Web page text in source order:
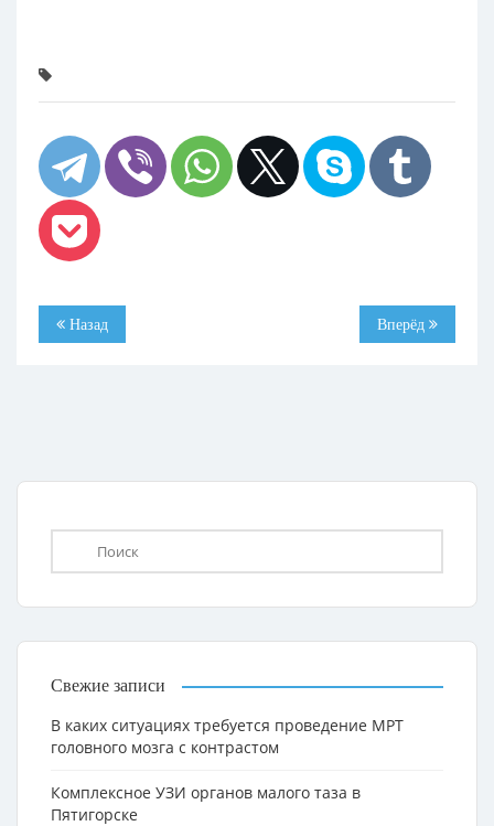
Назад Вперёд
Свежие записи
В каких ситуациях требуется проведение МРТ
головного мозга с контрастом
Комплексное УЗИ органов малого таза в
Пятигорске